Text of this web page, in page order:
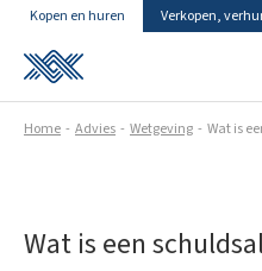
Kopen en huren Verkopen,
Home Advies Wetgeving Wat is
Wat is een